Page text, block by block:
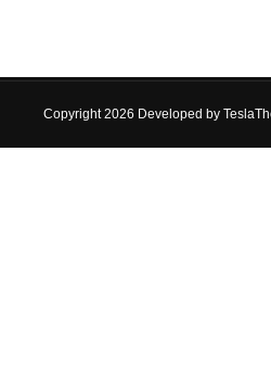
Copyright 2026 Developed by